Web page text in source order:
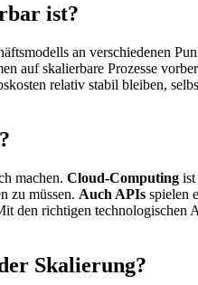
ist?
an verschiedenen
auf skalierbare Prozesse
relativ stabil bleiben,
machen. Cloud-Computing ist
zu müssen. Auch APIs spielen
den richtigen technologischen
Skalierung?